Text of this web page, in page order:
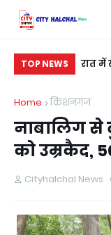
TOP NEWS
बदला लेने के लिए
रात में
Home
किशनगंज
नाबालिग से
को उम्रकैद,
Cityhalchal News